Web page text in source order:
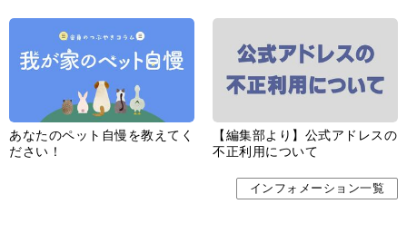
あなたのペット自慢を教えてく
ださい！
【編集部より】公式アドレスの
不正利用について
インフォメーション一覧